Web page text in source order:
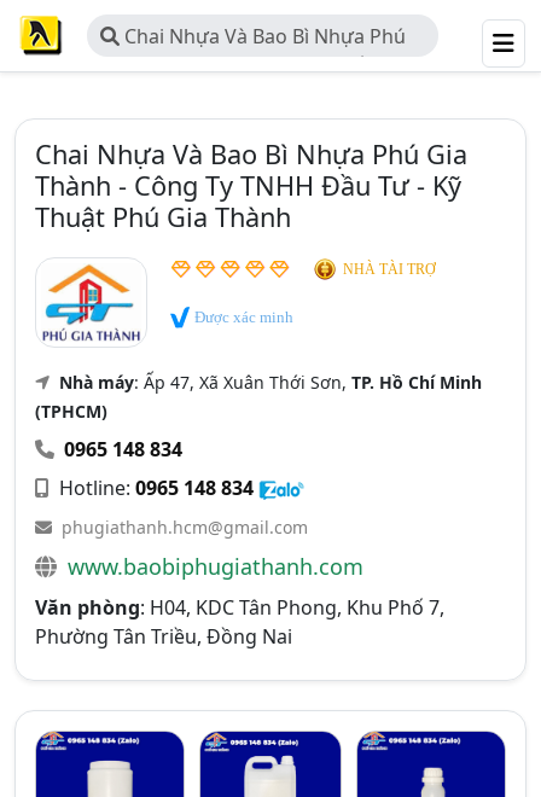
Chai Nhựa Và Bao Bì Nhựa Phú
Gia Thành - Công Ty TNHH Đầu Tư -
Chai Nhựa Và Bao Bì Nhựa Phú Gia
Thành - Công Ty TNHH Đầu Tư - Kỹ
Thuật Phú Gia Thành
NHÀ TÀI TRỢ
Được xác minh
Nhà máy: Ấp 47, Xã Xuân Thới Sơn, TP. Hồ Chí Minh
(TPHCM)
0965 148 834
Hotline: 0965 148 834
phugiathanh.hcm@gmail.com
www.baobiphugiathanh.com
Văn phòng: H04, KDC Tân Phong, Khu Phố 7,
Phường Tân Triều, Đồng Nai